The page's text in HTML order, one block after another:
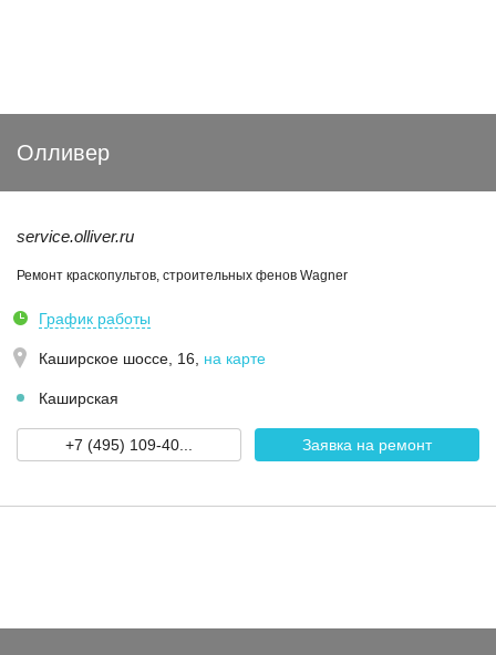
Олливер
service.olliver.ru
Ремонт краскопультов, строительных фенов Wagner
График работы
Каширское шоссе, 16 на карте
Каширская
+7 (495) 109-40... Заявка на ремонт